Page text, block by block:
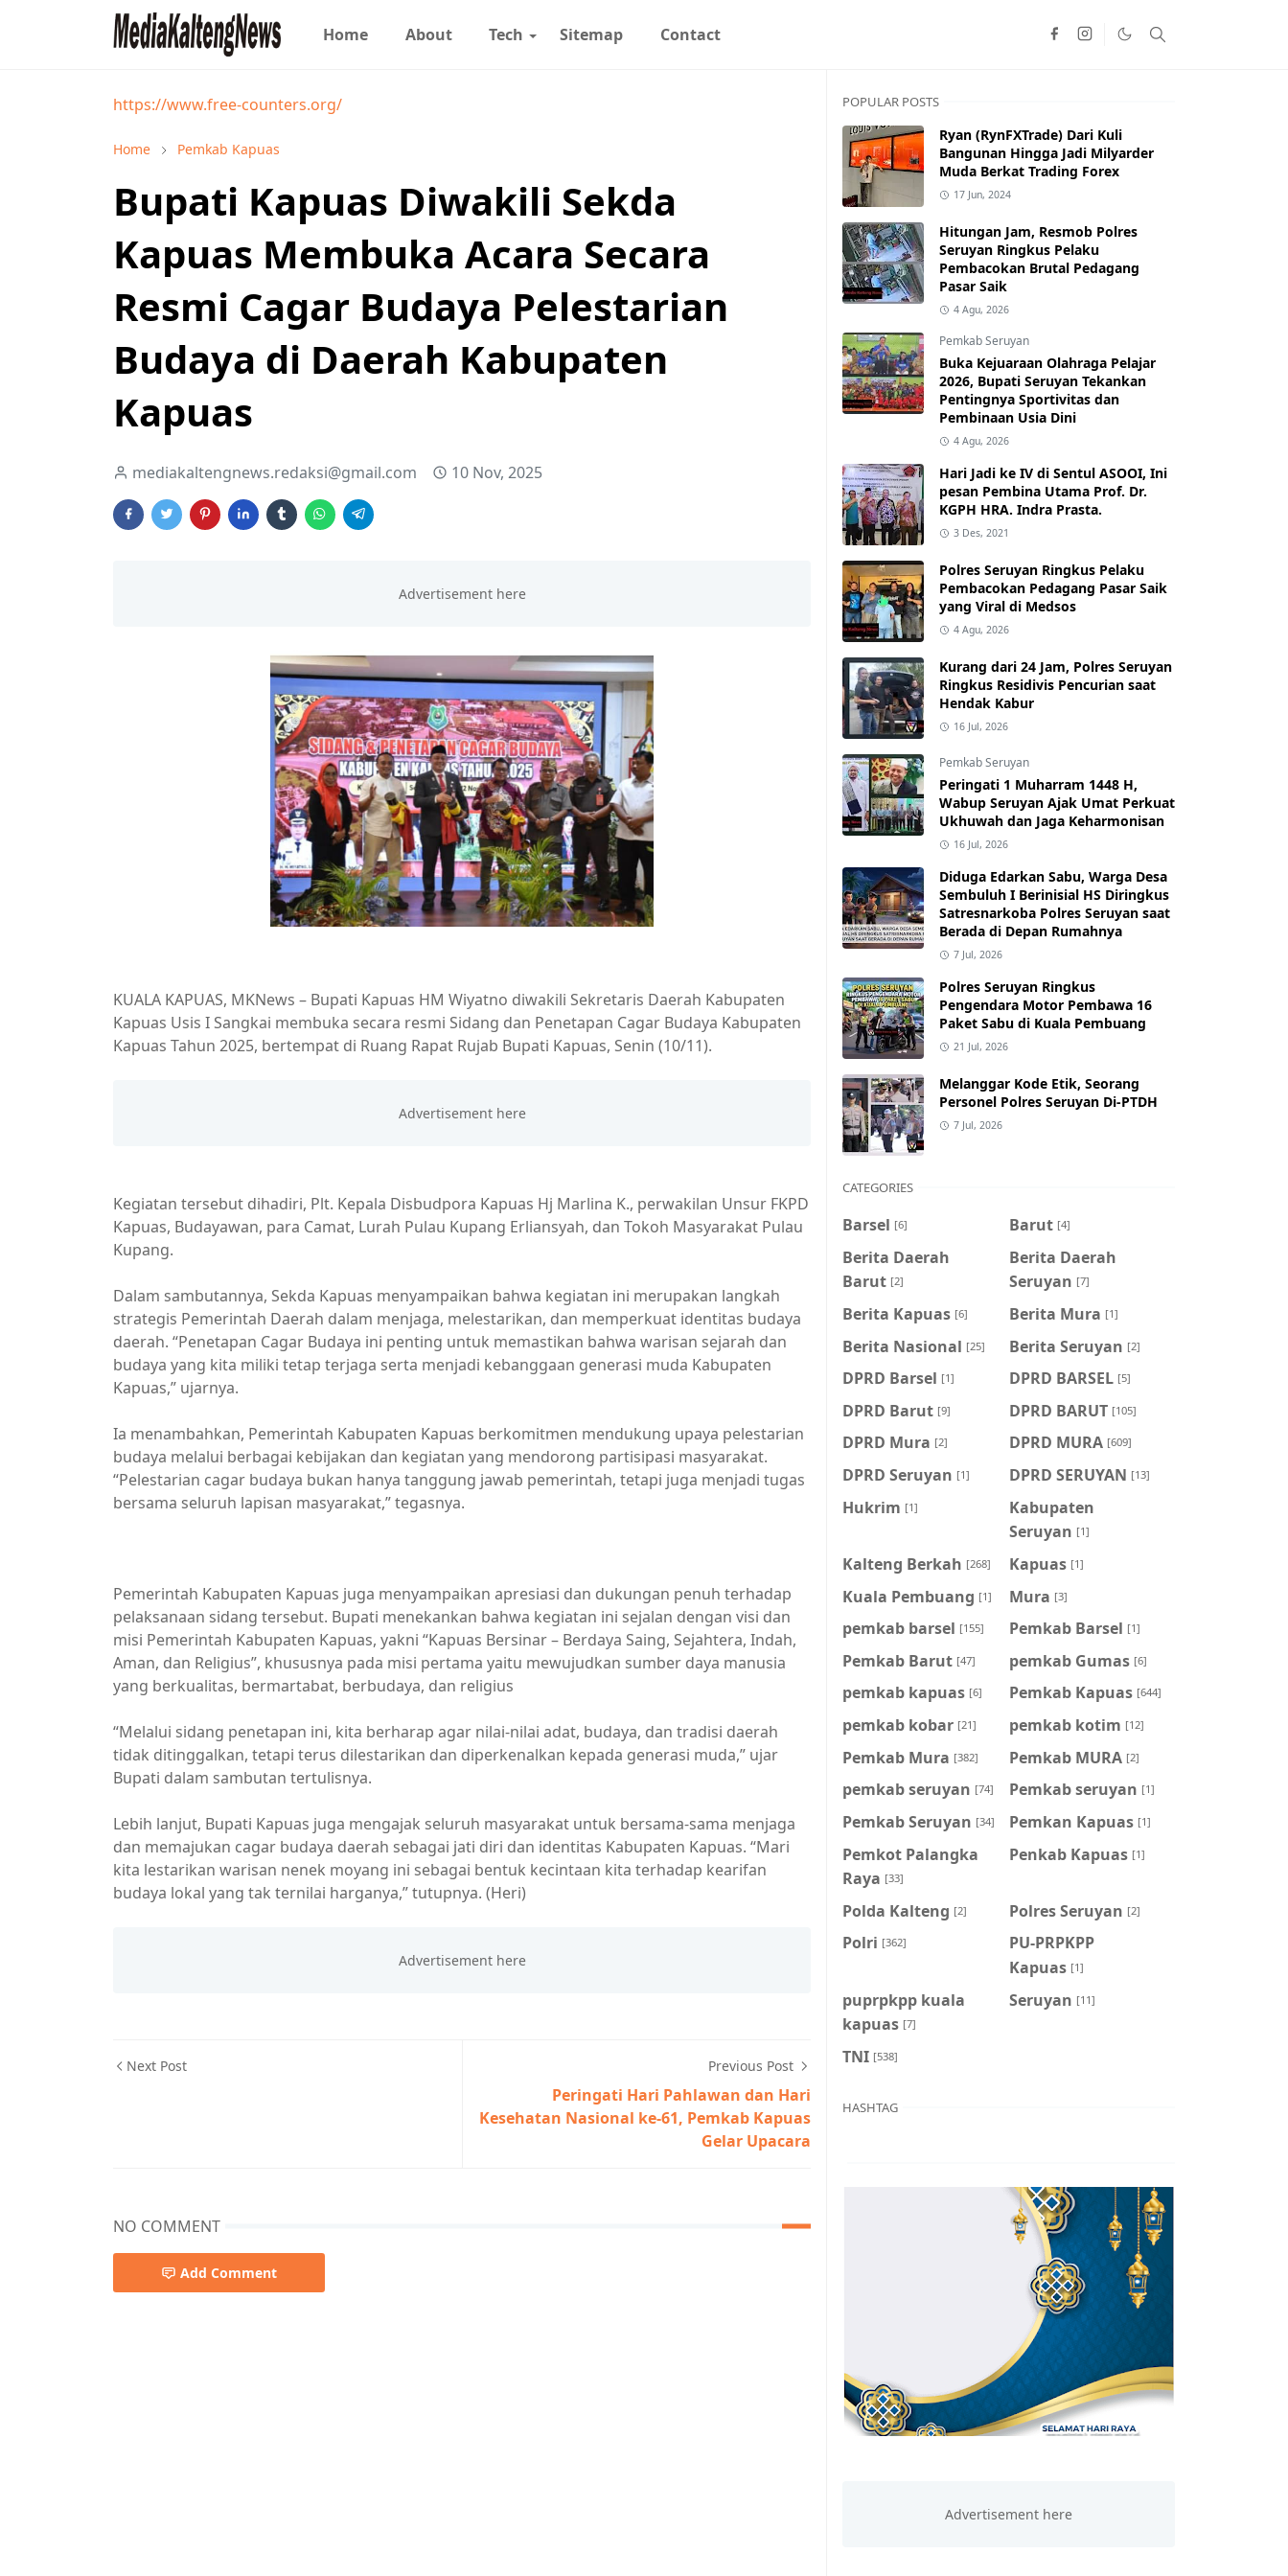
Home About Tech Sitemap Contact
https://www.free-counters.org/
Home Pemkab Kapuas
Bupati Kapuas Diwakili Sekda
Kapuas Membuka Acara Secara
Resmi Cagar Budaya Pelestarian
Budaya di Daerah Kabupaten
Kapuas
mediakaltengnews.redaksi@gmail.com 10 Nov, 2025
KUALA KAPUAS, MKNews – Bupati Kapuas HM Wiyatno diwakili Sekretaris Daerah Kabupaten
Kapuas Usis I Sangkai membuka secara resmi Sidang dan Penetapan Cagar Budaya Kabupaten
Kapuas Tahun 2025, bertempat di Ruang Rapat Rujab Bupati Kapuas, Senin (10/11).
Kegiatan tersebut dihadiri, Plt. Kepala Disbudpora Kapuas Hj Marlina K., perwakilan Unsur FKPD
Kapuas, Budayawan, para Camat, Lurah Pulau Kupang Erliansyah, dan Tokoh Masyarakat Pulau
Kupang.
Dalam sambutannya, Sekda Kapuas menyampaikan bahwa kegiatan ini merupakan langkah
strategis Pemerintah Daerah dalam menjaga, melestarikan, dan memperkuat identitas budaya
daerah. “Penetapan Cagar Budaya ini penting untuk memastikan bahwa warisan sejarah dan
budaya yang kita miliki tetap terjaga serta menjadi kebanggaan generasi muda Kabupaten
Kapuas,” ujarnya.
Ia menambahkan, Pemerintah Kabupaten Kapuas berkomitmen mendukung upaya pelestarian
budaya melalui berbagai kebijakan dan kegiatan yang mendorong partisipasi masyarakat.
“Pelestarian cagar budaya bukan hanya tanggung jawab pemerintah, tetapi juga menjadi tugas
bersama seluruh lapisan masyarakat,” tegasnya.
Pemerintah Kabupaten Kapuas juga menyampaikan apresiasi dan dukungan penuh terhadap
pelaksanaan sidang tersebut. Bupati menekankan bahwa kegiatan ini sejalan dengan visi dan
misi Pemerintah Kabupaten Kapuas, yakni “Kapuas Bersinar – Berdaya Saing, Sejahtera, Indah,
Aman, dan Religius”, khususnya pada misi pertama yaitu mewujudkan sumber daya manusia
yang berkualitas, bermartabat, berbudaya, dan religius
“Melalui sidang penetapan ini, kita berharap agar nilai-nilai adat, budaya, dan tradisi daerah
tidak ditinggalkan, tetapi terus dilestarikan dan diperkenalkan kepada generasi muda,” ujar
Bupati dalam sambutan tertulisnya.
Lebih lanjut, Bupati Kapuas juga mengajak seluruh masyarakat untuk bersama-sama menjaga
dan memajukan cagar budaya daerah sebagai jati diri dan identitas Kabupaten Kapuas. “Mari
kita lestarikan warisan nenek moyang ini sebagai bentuk kecintaan kita terhadap kearifan
budaya lokal yang tak ternilai harganya,” tutupnya. (Heri)
Next Post Previous Post
Peringati Hari Pahlawan dan Hari
Kesehatan Nasional ke-61, Pemkab Kapuas
Gelar Upacara
NO COMMENT
Add Comment
POPULAR POSTS
Ryan (RynFXTrade) Dari Kuli
Bangunan Hingga Jadi Milyarder
Muda Berkat Trading Forex
17 Jun, 2024
Hitungan Jam, Resmob Polres
Seruyan Ringkus Pelaku
Pembacokan Brutal Pedagang
Pasar Saik
4 Agu, 2026
Pemkab Seruyan
Buka Kejuaraan Olahraga Pelajar
2026, Bupati Seruyan Tekankan
Pentingnya Sportivitas dan
Pembinaan Usia Dini
4 Agu, 2026
Hari Jadi ke IV di Sentul ASOOI, Ini
pesan Pembina Utama Prof. Dr.
KGPH HRA. Indra Prasta.
3 Des, 2021
Polres Seruyan Ringkus Pelaku
Pembacokan Pedagang Pasar Saik
yang Viral di Medsos
4 Agu, 2026
Kurang dari 24 Jam, Polres Seruyan
Ringkus Residivis Pencurian saat
Hendak Kabur
16 Jul, 2026
Pemkab Seruyan
Peringati 1 Muharram 1448 H,
Wabup Seruyan Ajak Umat Perkuat
Ukhuwah dan Jaga Keharmonisan
16 Jul, 2026
Diduga Edarkan Sabu, Warga Desa
Sembuluh I Berinisial HS Diringkus
Satresnarkoba Polres Seruyan saat
Berada di Depan Rumahnya
7 Jul, 2026
Polres Seruyan Ringkus
Pengendara Motor Pembawa 16
Paket Sabu di Kuala Pembuang
21 Jul, 2026
Melanggar Kode Etik, Seorang
Personel Polres Seruyan Di-PTDH
7 Jul, 2026
CATEGORIES
Barsel [6] Barut [4]
Berita Daerah
Barut [2]
Berita Daerah
Seruyan [7]
Berita Kapuas [6] Berita Mura [1]
Berita Nasional [25] Berita Seruyan [2]
DPRD Barsel [1] DPRD BARSEL [5]
DPRD Barut [9] DPRD BARUT [105]
DPRD Mura [2] DPRD MURA [609]
DPRD Seruyan [1] DPRD SERUYAN [13]
Hukrim [1]
Kabupaten
Seruyan [1]
Kalteng Berkah [268] Kapuas [1]
Kuala Pembuang [1] Mura [3]
pemkab barsel [155] Pemkab Barsel [1]
Pemkab Barut [47] pemkab Gumas [6]
pemkab kapuas [6] Pemkab Kapuas [644]
pemkab kobar [21] pemkab kotim [12]
Pemkab Mura [382] Pemkab MURA [2]
pemkab seruyan [74] Pemkab seruyan [1]
Pemkab Seruyan [34] Pemkan Kapuas [1]
Pemkot Palangka
Raya [33]
Penkab Kapuas [1]
Polda Kalteng [2] Polres Seruyan [2]
Polri [362]
PU-PRPKPP
Kapuas [1]
puprpkpp kuala
kapuas [7]
Seruyan [11]
TNI [538]
HASHTAG